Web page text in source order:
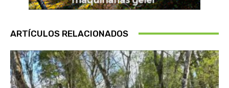
ARTÍCULOS RELACIONADOS